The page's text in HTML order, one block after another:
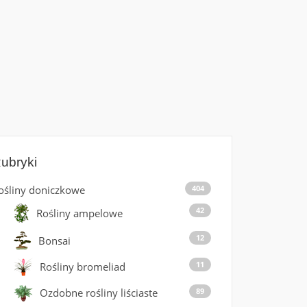
doniczkowe 404
Rośliny ampelowe 42
Bonsai 12
Rośliny bromeliad 11
Ozdobne rośliny liściaste 89